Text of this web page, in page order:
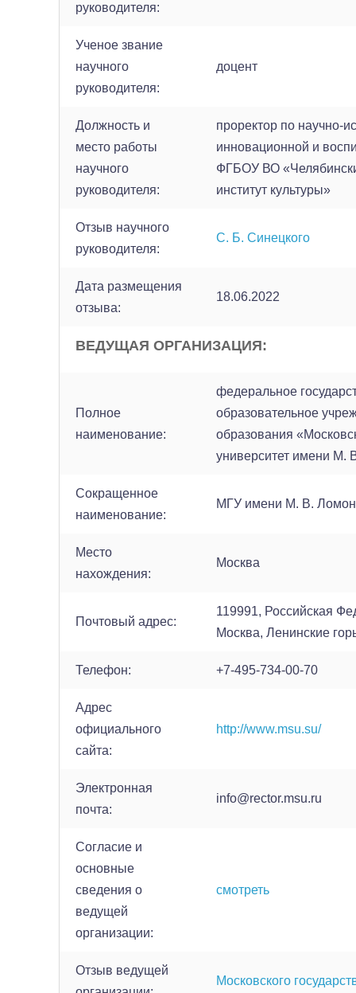
руководителя:
Ученое звание
научного
руководителя:
доцент
Должность и
место работы
научного
руководителя:
проректор по научно-
инновационной и
ФГБОУ ВО
институт культуры»
Отзыв научного
руководителя:
С. Б. Синецкого
Дата размещения
отзыва:
18.06.2022
ВЕДУЩАЯ ОРГАНИЗАЦИЯ:
Полное
наименование:
федеральное
образовательное
образования
университет имени М.
Сокращенное
наименование:
МГУ имени М. В.
Место
нахождения:
Москва
Почтовый адрес:
119991, Российская
Москва, Ленинские
Телефон: +7-495-734-00-70
Адрес
официального
сайта:
http://www.msu.su/
Электронная
почта:
info@rector.msu.ru
Согласие и
основные
сведения о
ведущей
организации:
смотреть
Отзыв ведущей
Московского